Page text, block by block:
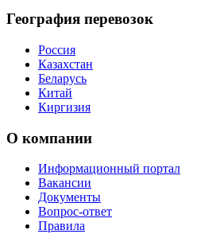
География перевозок
Россия
Казахстан
Беларусь
Китай
Киргизия
О компании
Информационный портал
Вакансии
Документы
Вопрос-ответ
Правила